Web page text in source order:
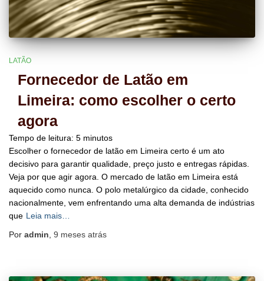
LATÃO
Fornecedor de Latão em
Limeira: como escolher o certo
agora
Tempo de leitura: 5 minutos
Escolher o fornecedor de latão em Limeira certo é um ato
decisivo para garantir qualidade, preço justo e entregas rápidas.
Veja por que agir agora. O mercado de latão em Limeira está
aquecido como nunca. O polo metalúrgico da cidade, conhecido
nacionalmente, vem enfrentando uma alta demanda de indústrias
que Leia mais…
Por admin 9 meses atrás